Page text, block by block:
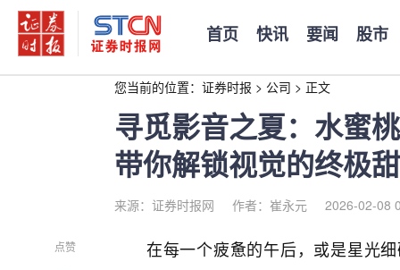
首页 快讯 要闻 股市
您当前的位置： 证券时报 > 公司 > 正文
寻觅影音之夏：水蜜
带你解锁视觉的终极
来源：证券时报网 作者：崔永元 2026-02-08
点赞
在每一个疲惫的午后，或是星光